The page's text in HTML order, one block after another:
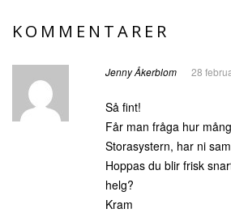
KOMMENTARER
Jenny Åkerblom
28
Så fint!
Får man fråga hur
Storasystern, har ni
Hoppas du blir frisk
helg?
Kram